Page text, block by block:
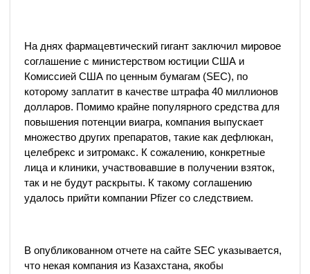
На днях фармацевтический гигант заключил мировое
соглашение с министерством юстиции США и
Комиссией США по ценным бумагам (SEC), по
которому заплатит в качестве штрафа 40 миллионов
долларов. Помимо крайне популярного средства для
повышения потенции виагра, компания выпускает
множество других препаратов, такие как дефлюкан,
целебрекс и зитромакс. К сожалению, конкретные
лица и клиники, участвовавшие в получении взяток,
так и не будут раскрыты. К такому соглашению
удалось прийти компании Pfizer со следствием.
В опубликованном отчете на сайте SEC указывается,
что некая компания из Казахстана, якобы